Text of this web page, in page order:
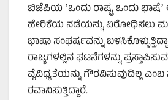
ಬಿಜೆಪಿಯ ʼಒಂದು ರಾಷ್ಟ್ರ, ಒಂದು
ಹೇರಿಕೆಯ ನಡೆಯನ್ನು ವಿರೋಧಿಸಲು
ಭಾಷಾ ಸಂಘರ್ಷವನ್ನು
ರಾಜ್ಯಗಳಲ್ಲಿನ ಘಟನೆಗಳನ್ನು
ವೈವಿಧ್ಯತೆಯನ್ನು ಗೌರವಿಸುವುದಿಲ್ಲ ಎಂಬ
ರವಾನಿಸುತ್ತಿದ್ದಾರೆ.